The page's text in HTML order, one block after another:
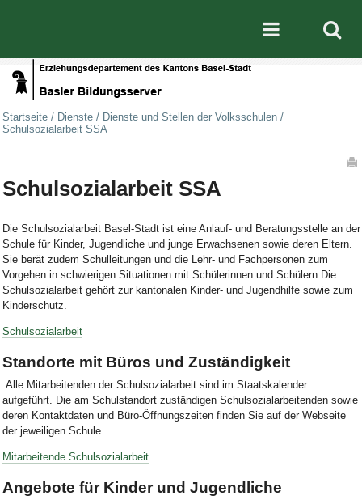
Mobile
Startseite / Dienste / Dienste und Stellen der Volksschulen /
Schulsozialarbeit SSA
Schulsozialarbeit SSA
Die Schulsozialarbeit Basel-Stadt ist eine Anlauf- und Beratungsstelle an der
Schule für Kinder, Jugendliche und junge Erwachsenen sowie deren Eltern.
Sie berät zudem Schulleitungen und die Lehr- und Fachpersonen zum
Vorgehen in schwierigen Situationen mit Schülerinnen und Schülern.Die
Schulsozialarbeit gehört zur kantonalen Kinder- und Jugendhilfe sowie zum
Kinderschutz.
Schulsozialarbeit
Standorte mit Büros und Zuständigkeit
Alle Mitarbeitenden der Schulsozialarbeit sind im Staatskalender
aufgeführt. Die am Schulstandort zuständigen Schulsozialarbeitenden sowie
deren Kontaktdaten und Büro-Öffnungszeiten finden Sie auf der Webseite
der jeweiligen Schule.
Mitarbeitende Schulsozialarbeit
Angebote für Kinder und Jugendliche